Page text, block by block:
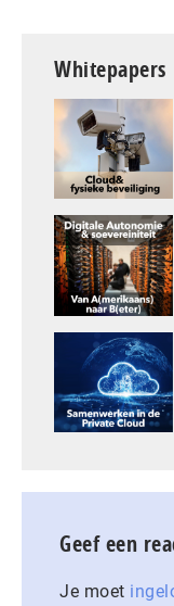
Whitepapers
Geef een
Je moet